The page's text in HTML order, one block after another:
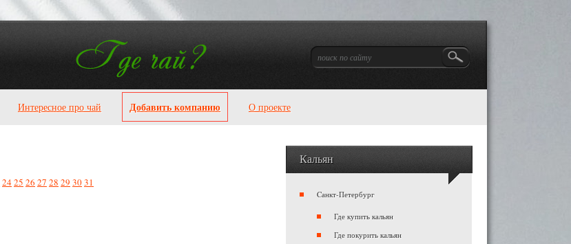
Интересное про чай Добавить компанию О проекте
2425 26 27 28 29 3031
Кальян
Cанкт-Петербург
Где купить кальян
Где покурить кальян